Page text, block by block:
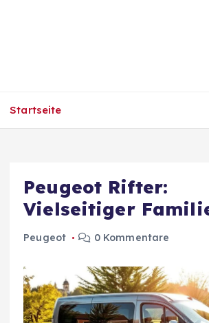
Startseite
Peugeot Rifter:
Vielseitiger
Peugeot 0 Kommentare